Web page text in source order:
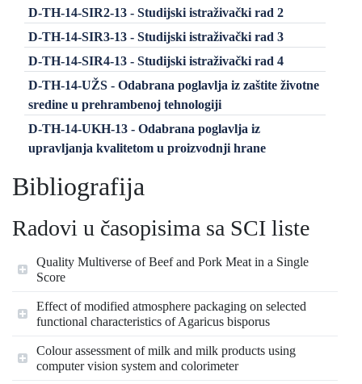
D-TH-14-SIR2-13 - Studijski istraživački rad 2
D-TH-14-SIR3-13 - Studijski istraživački rad 3
D-TH-14-SIR4-13 - Studijski istraživački rad 4
D-TH-14-UŽS - Odabrana poglavlja iz zaštite životne
sredine u prehrambenoj tehnologiji
D-TH-14-UKH-13 - Odabrana poglavlja iz
upravljanja kvalitetom u proizvodnji hrane
Bibliografija
Radovi u časopisima sa SCI liste
Quality Multiverse of Beef and Pork Meat in a Single
Score
Effect of modified atmosphere packaging on selected
functional characteristics of Agaricus bisporus
Colour assessment of milk and milk products using
computer vision system and colorimeter